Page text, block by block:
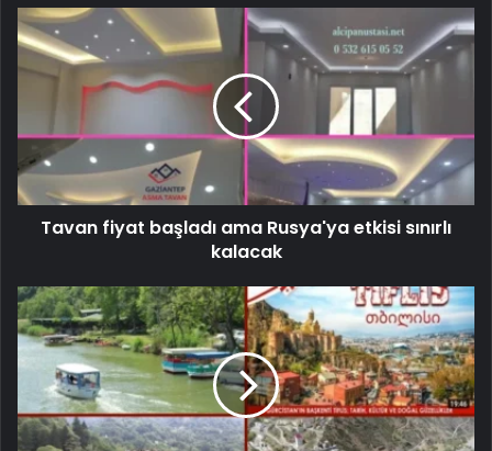
Tavan fiyat başladı ama Rusya'ya etkisi sınırlı
kalacak